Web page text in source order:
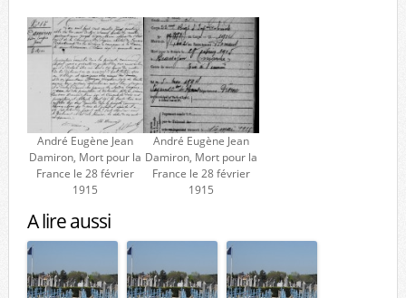
André Eugène Jean
Damiron, Mort pour la
France le 28 février
1915
André Eugène Jean
Damiron, Mort pour la
France le 28 février
1915
A lire aussi